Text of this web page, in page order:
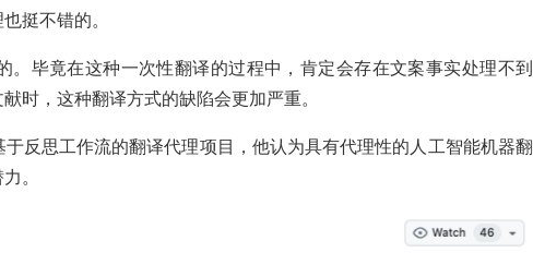
挺不错的。
。毕竟在这种一次性翻译的过程中，肯定会存在文案事实处理不到
时，这种翻译方式的缺陷会更加严重。
反思工作流的翻译代理项目，他认为具有代理性的人工智能机器翻
。